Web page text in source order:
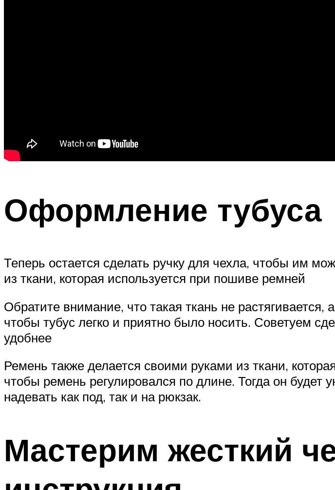
Оформление тубуса
Теперь остается сделать ручку для чехла, чтобы им
из ткани, которая используется при пошиве ремней
Обратите внимание, что такая ткань не
чтобы тубус легко и приятно было носить. Советуем
удобнее
Ремень также делается своими руками из ткани,
чтобы ремень регулировался по длине. Тогда он
надевать как под, так и на рюкзак.
Мастерим жесткий